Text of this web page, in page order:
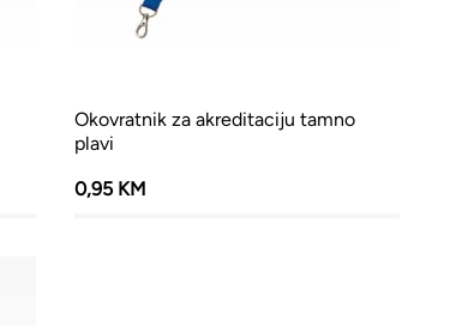
Okovratnik za akreditaciju tamno
plavi
0,95 KM